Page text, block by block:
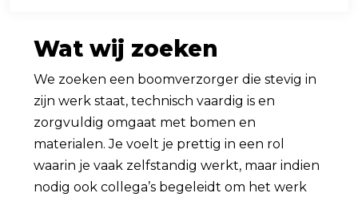
Wat wij zoeken
We zoeken een boomverzorger die stevig in
zijn werk staat, technisch vaardig is en
zorgvuldig omgaat met bomen en
materialen. Je voelt je prettig in een rol
waarin je vaak zelfstandig werkt, maar indien
nodig ook collega’s begeleidt om het werk